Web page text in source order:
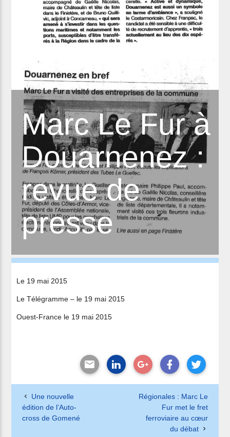
Marc Le Fur à
Douarnenez :
revue de
presse
Le 19 mai 2015
Le Télégramme – le 19 mai 2015
Ouest-France le 19 mai 2015
Une nouvelle
édition de l’Auto-
cross de Gomené
Régionales : Marc Le
Fur met le fret
ferroviaire au cœur
du débat